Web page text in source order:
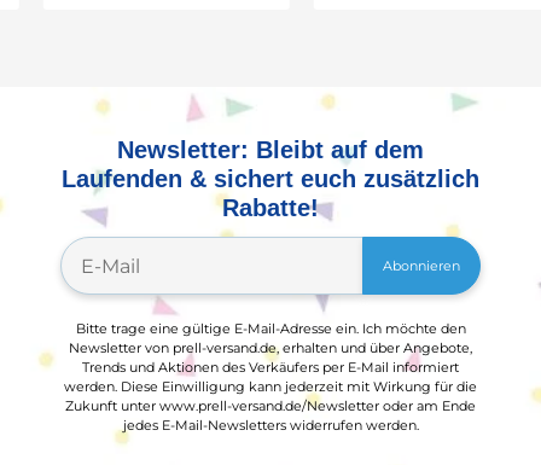
Newsletter: Bleibt auf dem
Laufenden & sichert euch zusätzlich
Rabatte!
Abonnieren
Bitte trage eine gültige E-Mail-Adresse ein. Ich möchte den
Newsletter von prell-versand.de, erhalten und über Angebote,
Trends und Aktionen des Verkäufers per E-Mail informiert
werden. Diese Einwilligung kann jederzeit mit Wirkung für die
Zukunft unter www.prell-versand.de/Newsletter oder am Ende
jedes E-Mail-Newsletters widerrufen werden.